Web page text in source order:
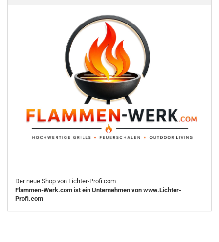
Der neue Shop von Lichter-Profi.com
Flammen-Werk.com ist ein Unternehmen von www.Lichter-
Profi.com